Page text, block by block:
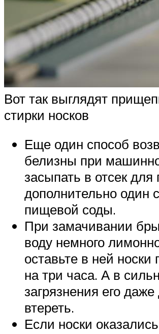
Вот так выглядят
стирки носков
Еще один способ
белизны при
засыпать в отсек
дополнительно один
пищевой соды.
При замачивании
воду немного
оставьте в ней носки
на три часа. А в
загрязнения его
втереть.
Если носки